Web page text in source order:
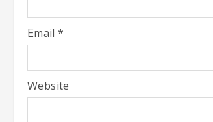
Email *
Website